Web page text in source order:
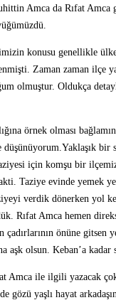
Amca da Rıfat
konusu genellikle
Zaman zaman ilçe
olmuştur. Oldukça
örnek olması
düşünüyorum.Yaklaşık bir
taziyesi için komşu bir
Taziye evinde yemek
verdik dönerken yol
Rıfat Amca hemen
çadırlarının önüne gitsen
aşk olsun. Keban’a
ile ilgili yazacak çok
gözü yaşlı hayat